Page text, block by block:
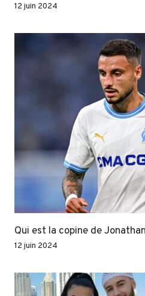
12 juin 2024
Qui est la copine de
12 juin 2024